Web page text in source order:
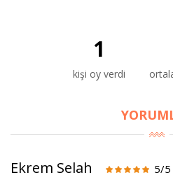
1
kişi oy verdi
Ekrem Selah 5/5
2690,00 TL
2071,30 TL